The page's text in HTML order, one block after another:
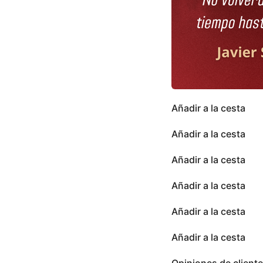
Añadir a la cesta
Añadir a la cesta
Añadir a la cesta
Añadir a la cesta
Añadir a la cesta
Añadir a la cesta